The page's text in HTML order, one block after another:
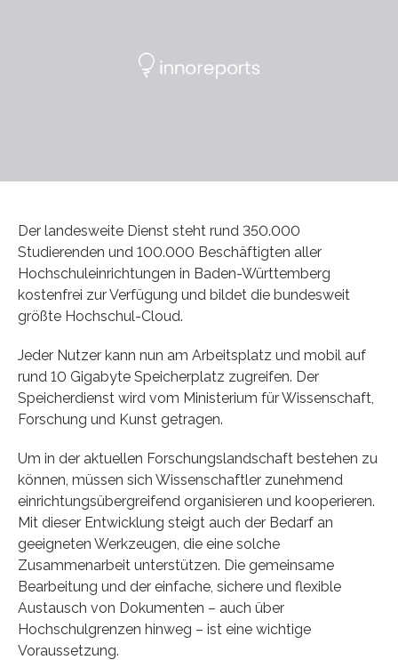
Der landesweite Dienst steht rund 350.000
Studierenden und 100.000 Beschäftigten aller
Hochschuleinrichtungen in Baden-Württemberg
kostenfrei zur Verfügung und bildet die bundesweit
größte Hochschul-Cloud.
Jeder Nutzer kann nun am Arbeitsplatz und mobil auf
rund 10 Gigabyte Speicherplatz zugreifen. Der
Speicherdienst wird vom Ministerium für Wissenschaft,
Forschung und Kunst getragen.
Um in der aktuellen Forschungslandschaft bestehen zu
können, müssen sich Wissenschaftler zunehmend
einrichtungsübergreifend organisieren und kooperieren.
Mit dieser Entwicklung steigt auch der Bedarf an
geeigneten Werkzeugen, die eine solche
Zusammenarbeit unterstützen. Die gemeinsame
Bearbeitung und der einfache, sichere und flexible
Austausch von Dokumenten – auch über
Hochschulgrenzen hinweg – ist eine wichtige
Voraussetzung.